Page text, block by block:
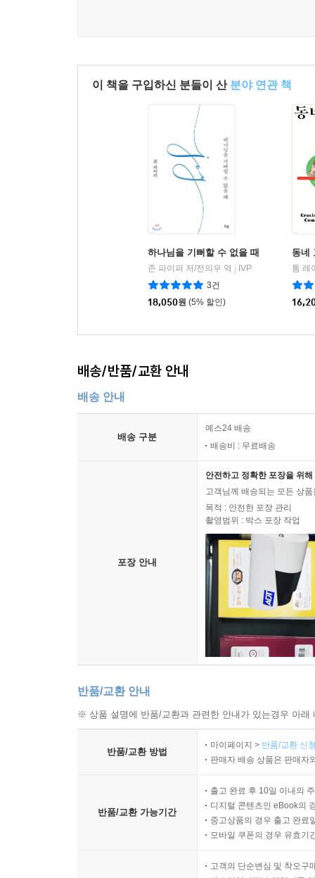
이 책에서 존 파이퍼는 기도를 재정의하며 우리
력을 공급받는 통로가 되고 전쟁 중에 사용하는
기도를 잘못 사용하고 있기 때문입니다. 기도는
랑할 능력을 구하고 얻는 통로입니다.
무엇보다 기도는 사랑을 실천하는 가장 쉬운 방
그러기에 누군가를 진정으로 사랑한다면, 하나
는 일은, 기도 없이 애써서 거둘 수 있는 결과보다
존 파이퍼는 우리에게 더 깊고 넓은 기도의 지평
“계속 기도하십시오. 멈추지 말고 기도하십시오.
누리며, 일을 하듯 성실하게 하나님께 나아가기
― 존 파이퍼 신앙 상담소 시리즈 ―
오늘을 살아가는 성도의 질문에 존 파이퍼가 답
밀도 있는 Q&A 형식이 누구든 부담 없이 책을 펼
* 기도에 대한 바른 신앙과 이해를 얻고 싶은 그
* 짧지만 신뢰할 수 있는 답을 찾는 그리스도인
* 초신자에게 부담 없이 읽을 만한 신앙 도서를
* 챕터의 바탕이 되는 청취자의 사연은 오늘날 독
* 가장 신뢰할 수 있는 저자가 가장 성경적으로 답
* ‘1문 1답’의 형태로 개인 독서용, 매일 묵상용,
* 산뜻한 디자인과 사이즈가 선물용으로 안성맞춤
이 책을 구입하신 분들이 산 분야 연관 책
하나님을 기뻐할 수 없을 때
존 파이퍼 저/전의우 역
IVP
3건
18,050원 (5% 할인)
동네
톰 레
배송/반품/교환 안내
배송 안내
배송 구분
예스24 배송
배송비 : 무료배송
포장 안내
안전하고 정확한 포장을 위
고객님께 배송되는 모든 상
목적 : 안전한 포장 관리
촬영범위 : 박스 포장 작업
반품/교환 안내
※ 상품 설명에 반품/교환과 관련한 안내가 있는경우 아
반품/교환 방법
마이페이지 > 반품/교환 신
판매자 배송 상품은 판매자
반품/교환 가능기간
출고 완료 후 10일 이내의
디지털 콘텐츠인 eBook의
중고상품의 경우 출고 완료
모바일 쿠폰의 경우 유효기
고객의 단순변심 및 착오구